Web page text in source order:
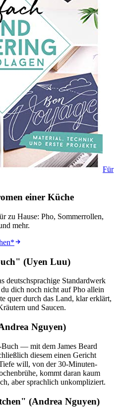
Für
einer Küche
zu Hause: Pho, Sommerrollen,
mehr.
*
(Uyen Luu)
deutschsprachige Standardwerk
dich noch nicht auf Pho allein
quer durch das Land, klar erklärt,
und Saucen.
Nguyen)
— mit dem James Beard
diesem einen Gericht
will, von der 30-Minuten-
kommt daran kaum
aber sprachlich unkompliziert.
(Andrea Nguyen)